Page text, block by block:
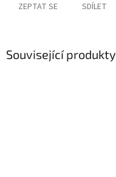
ZEPTAT SE SDÍLET
Související produkty